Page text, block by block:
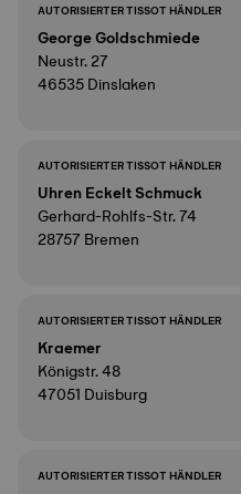
AUTORISIERTER TISSOT HÄNDLER
George Goldschmiede
Neustr. 27
46535 Dinslaken
AUTORISIERTER TISSOT HÄNDLER
Uhren Eckelt Schmuck
Gerhard-Rohlfs-Str. 74
28757 Bremen
AUTORISIERTER TISSOT HÄNDLER
Kraemer
Königstr. 48
47051 Duisburg
AUTORISIERTER TISSOT HÄNDLER